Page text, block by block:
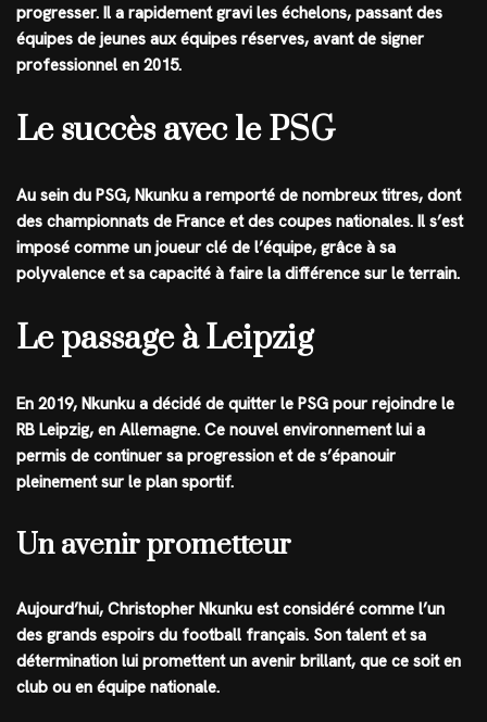
progresser. Il a rapidement gravi les échelons, passant des
équipes de jeunes aux équipes réserves, avant de signer
professionnel en 2015.
Le succès avec le PSG
Au sein du PSG, Nkunku a remporté de nombreux titres, dont
des championnats de France et des coupes nationales. Il s’est
imposé comme un joueur clé de l’équipe, grâce à sa
polyvalence et sa capacité à faire la différence sur le terrain.
Le passage à Leipzig
En 2019, Nkunku a décidé de quitter le PSG pour rejoindre le
RB Leipzig, en Allemagne. Ce nouvel environnement lui a
permis de continuer sa progression et de s’épanouir
pleinement sur le plan sportif.
Un avenir prometteur
Aujourd’hui, Christopher Nkunku est considéré comme l’un
des grands espoirs du football français. Son talent et sa
détermination lui promettent un avenir brillant, que ce soit en
club ou en équipe nationale.